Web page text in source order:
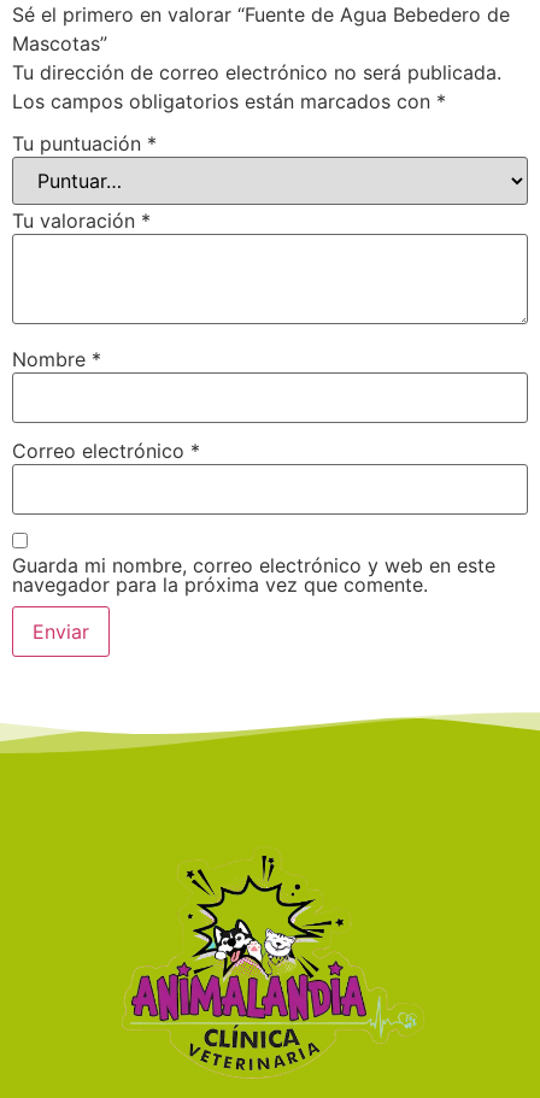
Sé el primero en valorar “Fuente de Agua Bebedero de
Mascotas”
Tu dirección de correo electrónico no será publicada.
Los campos obligatorios están marcados con *
Tu puntuación *
Tu valoración *
Nombre *
Correo electrónico *
Guarda mi nombre, correo electrónico y web en este
navegador para la próxima vez que comente.